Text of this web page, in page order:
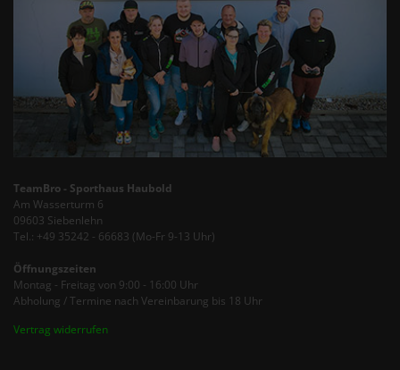
TeamBro - Sporthaus Haubold
Am Wasserturm 6
09603 Siebenlehn
Tel.: +49 35242 - 66683 (Mo-Fr 9-13 Uhr)
Öffnungszeiten
Montag - Freitag von 9:00 - 16:00 Uhr
Abholung / Termine nach Vereinbarung bis 18 Uhr
Vertrag widerrufen